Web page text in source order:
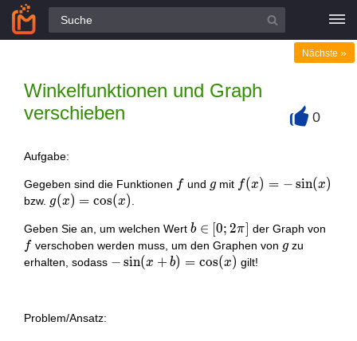
Alle Fragen
Winkelfunktionen und Graph
verschieben
Nächste »
0
Aufgabe:
Gegeben sind die Funktionen ffund g
g mit f(x)=-
f(x) = − sin(x)
bzw. g(x)=\cos
g(x) = cos(x)
Geben Sie an, um welchen Wert b
\in[0
; 2
b ∈ [0; 2π der Graph von
fverschoben werden muss, um den Graphen von g
g zu
erhalten, sodass -\sin
− sin(x + b) = cos(x) gilt!
Problem/Ansatz: